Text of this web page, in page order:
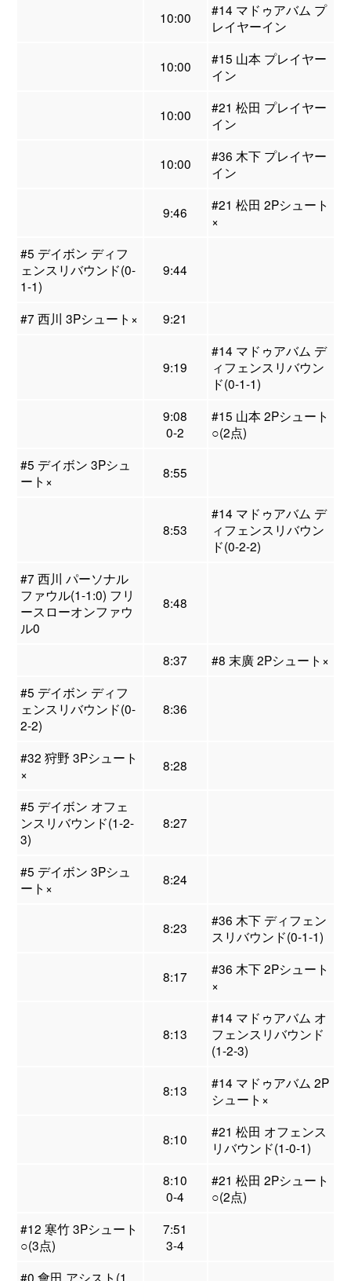
10:00
#14 マドゥアバム プ
レイヤーイン
10:00
#15 山本 プレイヤー
イン
10:00
#21 松田 プレイヤー
イン
10:00
#36 木下 プレイヤー
イン
9:46
#21 松田 2Pシュート
×
#5 デイボン ディフ
ェンスリバウンド(0-
1-1)
9:44
#7 西川 3Pシュート× 9:21
9:19
#14 マドゥアバム デ
ィフェンスリバウン
ド(0-1-1)
9:08
0-2
#15 山本 2Pシュート
○(2点)
#5 デイボン 3Pシュ
ート×
8:55
8:53
#14 マドゥアバム デ
ィフェンスリバウン
ド(0-2-2)
#7 西川 パーソナル
ファウル(1-1:0) フリ
ースローオンファウ
ル0
8:48
8:37
#8 末廣 2Pシュート×
#5 デイボン ディフ
ェンスリバウンド(0-
2-2)
8:36
#32 狩野 3Pシュート
×
8:28
#5 デイボン オフェ
ンスリバウンド(1-2-
3)
8:27
#5 デイボン 3Pシュ
ート×
8:24
8:23
#36 木下 ディフェン
スリバウンド(0-1-1)
8:17
#36 木下 2Pシュート
×
8:13
#14 マドゥアバム オ
フェンスリバウンド
(1-2-3)
8:13
#14 マドゥアバム 2P
シュート×
8:10
#21 松田 オフェンス
リバウンド(1-0-1)
8:10
0-4
#21 松田 2Pシュート
○(2点)
#12 寒竹 3Pシュート
○(3点)
7:51
3-4
#0 會田 アシスト(1